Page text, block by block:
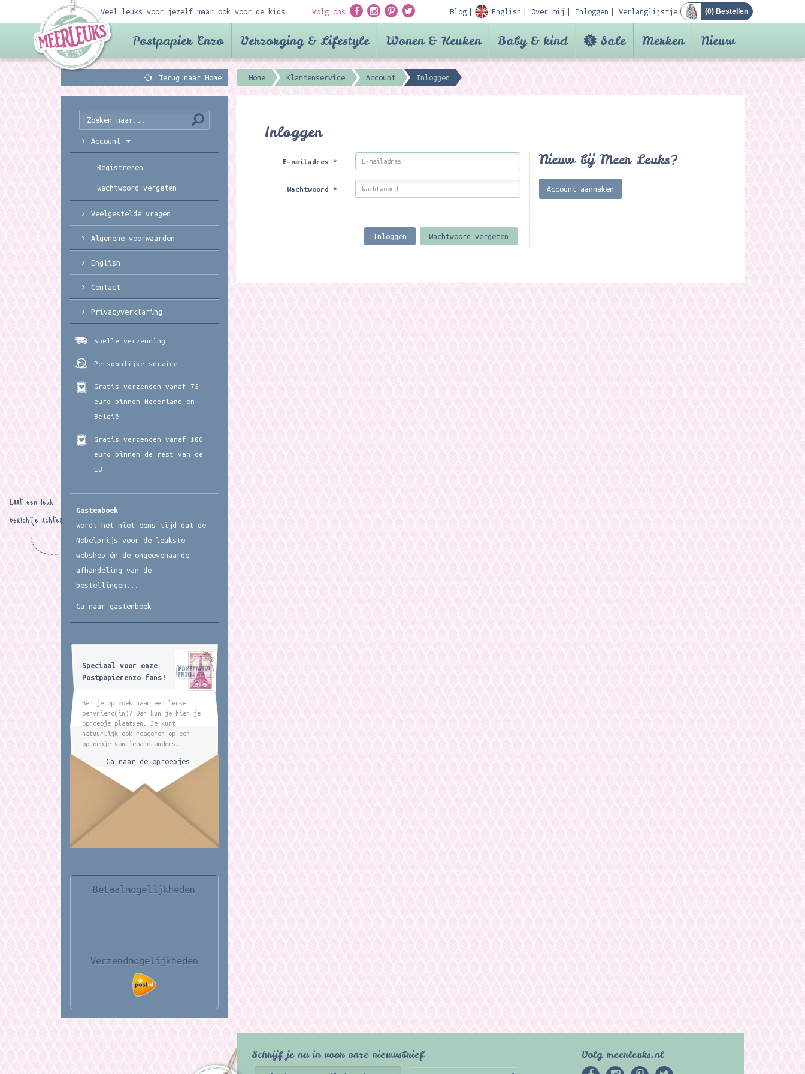
Veel leuks voor jezelf maar ook voor de kids Volg ons Blog English Over mij Inloggen Verlanglijstje (0) Bestellen
Postpapier Enzo Verzorging & Lifestyle Wonen & Keuken Baby & kind Sale Merken Nieuw
Terug naar Home Home Klantenservice Account Inloggen
Inloggen
E-mailadres*
Wachtwoord*
Inloggen Wachtwoord vergeten
Nieuw bij Meer Leuks?
Account aanmaken
Account
Registreren
Wachtwoord vergeten
Veelgestelde vragen
Algemene voorwaarden
English
Contact
Privacyverklaring
Snelle verzending
Persoonlijke service
Gratis verzenden vanaf 75
euro binnen Nederland en
België
Gratis verzenden vanaf 100
euro binnen de rest van de
EU
Gastenboek
Wordt het niet eens tijd dat de
Nobelprijs voor de leukste
webshop én de ongeëvenaarde
afhandeling van de
bestellingen...
Laat een leuk
berichtje achter
Ga naar gastenboek
Speciaal voor onze
Postpapierenzo fans!
Ben je op zoek naar een leuke
penvriend(in)? Dan kun je hier je
oproepje plaatsen. Je kunt
natuurlijk ook reageren op een
oproepje van iemand anders.
Ga naar de oproepjes
Betaalmogelijkheden
Verzendmogelijkheden
Schrijf je nu in voor onze nieuwsbrief Volg meerleuks.nl